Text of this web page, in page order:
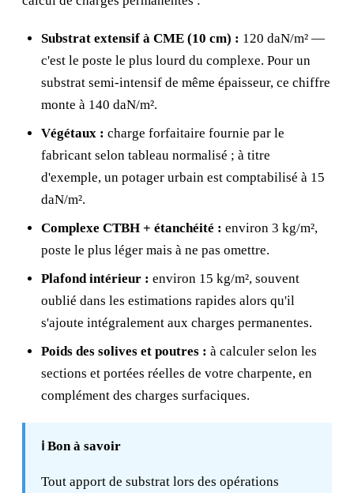
Substrat extensif à CME (10 cm) : 120 daN/m² —
c'est le poste le plus lourd du complexe. Pour un
substrat semi-intensif de même épaisseur, ce chiffre
monte à 140 daN/m².
Végétaux : charge forfaitaire fournie par le
fabricant selon tableau normalisé ; à titre
d'exemple, un potager urbain est comptabilisé à 15
daN/m².
Complexe CTBH + étanchéité : environ 3 kg/m²,
poste le plus léger mais à ne pas omettre.
Plafond intérieur : environ 15 kg/m², souvent
oublié dans les estimations rapides alors qu'il
s'ajoute intégralement aux charges permanentes.
Poids des solives et poutres : à calculer selon les
sections et portées réelles de votre charpente, en
complément des charges surfaciques.
ℹ️ Bon à savoir
Tout apport de substrat lors des opérations